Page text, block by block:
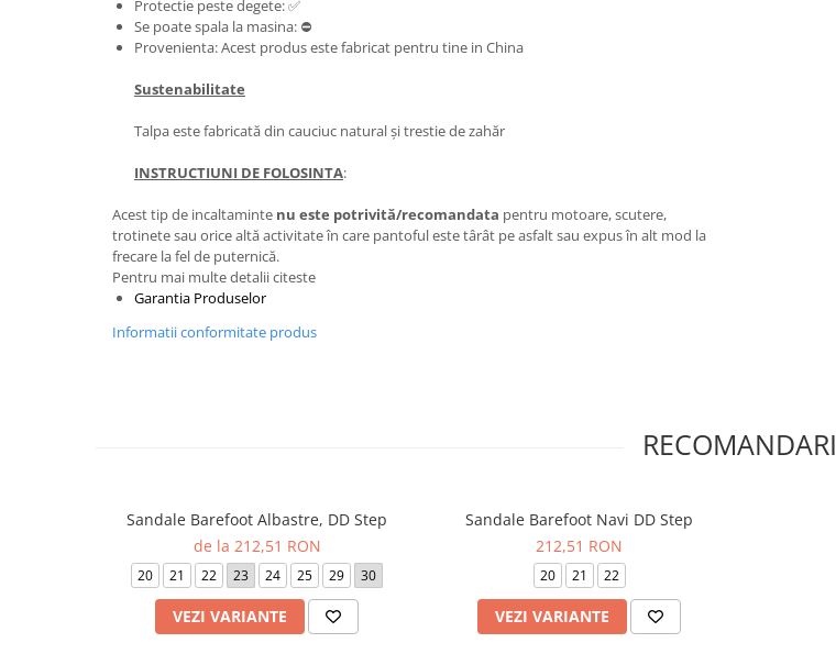
Protectie peste degete: ✅
Se poate spala la masina: ⛔
Provenienta: Acest produs este fabricat pentru tine in China
Sustenabilitate
Talpa este fabricată din cauciuc natural și trestie de zahăr
INSTRUCTIUNI DE FOLOSINTA:
Acest tip de incaltaminte nu este potrivită/recomandata pentru motoare, scutere,
trotinete sau orice altă activitate în care pantoful este târât pe asfalt sau expus în alt mod la
frecare la fel de puternică.
Pentru mai multe detalii citeste
Garantia Produselor
Informatii conformitate produs
RECOMANDARI
Sandale Barefoot Albastre, DD Step
de la 212,51 RON
20 21 22 23 24 25 29 30
VEZI VARIANTE
Sandale Barefoot Navi DD Step
212,51 RON
20 21 22
VEZI VARIANTE